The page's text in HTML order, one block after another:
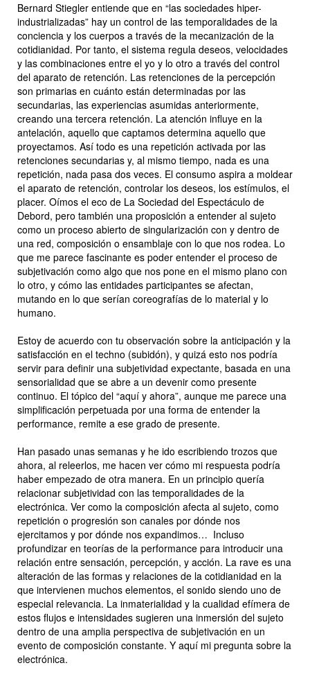
Bernard Stiegler entiende que en “las sociedades hiper-
industrializadas” hay un control de las temporalidades de la
conciencia y los cuerpos a través de la mecanización de la
cotidianidad. Por tanto, el sistema regula deseos, velocidades
y las combinaciones entre el yo y lo otro a través del control
del aparato de retención. Las retenciones de la percepción
son primarias en cuánto están determinadas por las
secundarias, las experiencias asumidas anteriormente,
creando una tercera retención. La atención influye en la
antelación, aquello que captamos determina aquello que
proyectamos. Así todo es una repetición activada por las
retenciones secundarias y, al mismo tiempo, nada es una
repetición, nada pasa dos veces. El consumo aspira a moldear
el aparato de retención, controlar los deseos, los estímulos, el
placer. Oímos el eco de La Sociedad del Espectáculo de
Debord, pero también una proposición a entender al sujeto
como un proceso abierto de singularización con y dentro de
una red, composición o ensamblaje con lo que nos rodea. Lo
que me parece fascinante es poder entender el proceso de
subjetivación como algo que nos pone en el mismo plano con
lo otro, y cómo las entidades participantes se afectan,
mutando en lo que serían coreografías de lo material y lo
humano.
Estoy de acuerdo con tu observación sobre la anticipación y la
satisfacción en el techno (subidón), y quizá esto nos podría
servir para definir una subjetividad expectante, basada en una
sensorialidad que se abre a un devenir como presente
continuo. El tópico del “aquí y ahora”, aunque me parece una
simplificación perpetuada por una forma de entender la
performance, remite a ese grado de presente.
Han pasado unas semanas y he ido escribiendo trozos que
ahora, al releerlos, me hacen ver cómo mi respuesta podría
haber empezado de otra manera. En un principio quería
relacionar subjetividad con las temporalidades de la
electrónica. Ver como la composición afecta al sujeto, como
repetición o progresión son canales por dónde nos
ejercitamos y por dónde nos expandimos… Incluso
profundizar en teorías de la performance para introducir una
relación entre sensación, percepción, y acción. La rave es una
alteración de las formas y relaciones de la cotidianidad en la
que intervienen muchos elementos, el sonido siendo uno de
especial relevancia. La inmaterialidad y la cualidad efímera de
estos flujos e intensidades sugieren una inmersión del sujeto
dentro de una amplia perspectiva de subjetivación en un
evento de composición constante. Y aquí mi pregunta sobre la
electrónica.